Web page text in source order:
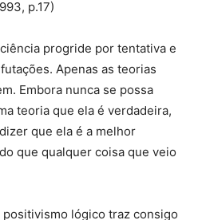
p.17)
progride por tentativa e
Apenas as teorias
Embora nunca se possa
teoria que ela é verdadeira,
que ela é a melhor
que qualquer coisa que veio
lógico traz consigo